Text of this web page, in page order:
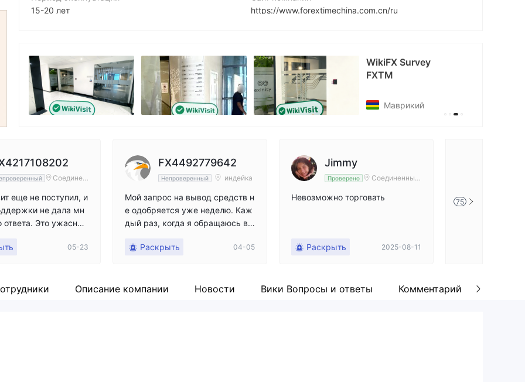
15-20 лет
https://www.forextimechina.com.cn/ru
WikiFX Survey
FXTM
Кипр
Соединен
ы Америк
еще не поступил, и
не дала мн
ответа. Это ужасная
05-23
FX4492779642
Непроверенный индейка
Мой запрос на вывод средств н
е одобряется уже неделю. Каж
дый раз, когда я обращаюсь в с
оворят, что это займет 24 часа,
одам в суд.
Раскрыть 04-05
Jimmy
Проверено
Соединенные
и
Невозможно торговать
Раскрыть 2025-08-11
...
75
Описание компании Новости Вики Вопросы и ответы Комментарий